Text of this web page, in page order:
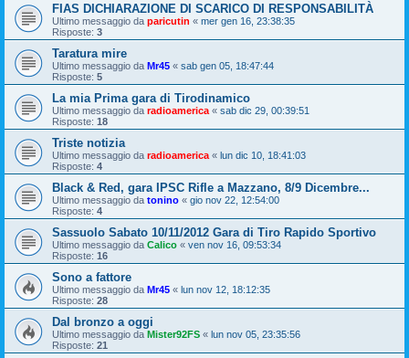
FIAS DICHIARAZIONE DI SCARICO DI RESPONSABILITÀ
Ultimo messaggio da paricutin « mer gen 16, 23:38:35
Risposte: 3
Taratura mire
Ultimo messaggio da Mr45 « sab gen 05, 18:47:44
Risposte: 5
La mia Prima gara di Tirodinamico
Ultimo messaggio da radioamerica « sab dic 29, 00:39:51
Risposte: 18
Triste notizia
Ultimo messaggio da radioamerica « lun dic 10, 18:41:03
Risposte: 4
Black & Red, gara IPSC Rifle a Mazzano, 8/9 Dicembre...
Ultimo messaggio da tonino « gio nov 22, 12:54:00
Risposte: 4
Sassuolo Sabato 10/11/2012 Gara di Tiro Rapido Sportivo
Ultimo messaggio da Calico « ven nov 16, 09:53:34
Risposte: 16
Sono a fattore
Ultimo messaggio da Mr45 « lun nov 12, 18:12:35
Risposte: 28
Dal bronzo a oggi
Ultimo messaggio da Mister92FS « lun nov 05, 23:35:56
Risposte: 21